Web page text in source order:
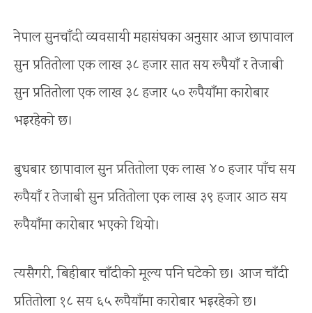
नेपाल सुनचाँदी व्यवसायी महासंघका अनुसार आज छापावाल
सुन प्रतितोला एक लाख ३८ हजार सात सय रूपैयाँ र तेजाबी
सुन प्रतितोला एक लाख ३८ हजार ५० रूपैयाँमा कारोबार
भइरहेको छ।
बुधबार छापावाल सुन प्रतितोला एक लाख ४० हजार पाँच सय
रूपैयाँ र तेजाबी सुन प्रतितोला एक लाख ३९ हजार आठ सय
रूपैयाँमा कारोबार भएको थियो।
त्यसैगरी, बिहीबार चाँदीको मूल्य पनि घटेको छ। आज चाँदी
प्रतितोला १८ सय ६५ रूपैयाँमा कारोबार भइरहेको छ।